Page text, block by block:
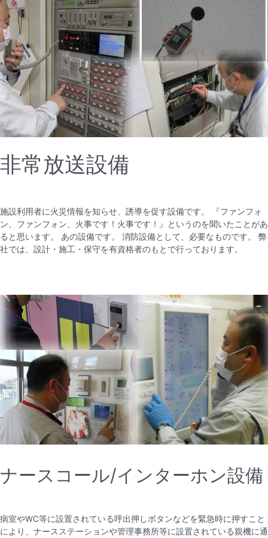
非常放送設備
施設利用者に火災情報を知らせ、誘導を促す設備です。 『ファンフォ
ン、ファンフォン、火事です！火事です！』というのを聞いたことがあ
ると思います。 あの設備です。 消防設備として、必要なものです。 弊
社では、設計・施工・保守を有資格者のもとで行っております。
ナースコール/インターホン設備
病室やWC等に設置されている呼出押しボタンなどを緊急時に押すこと
により、ナースステーションや管理事務所等に設置されている親機に通